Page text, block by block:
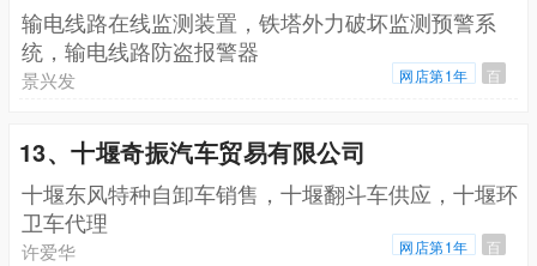
输电线路在线监测装置，铁塔外力破坏监测预警系
统，输电线路防盗报警器
景兴发 网店第1年 百
13、十堰奇振汽车贸易有限公司
十堰东风特种自卸车销售，十堰翻斗车供应，十堰环
卫车代理
许爱华 网店第1年 百